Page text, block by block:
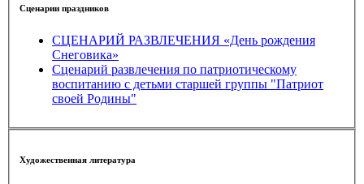
Сценарии праздников
СЦЕНАРИЙ РАЗВЛЕЧЕНИЯ «День рождения
Снеговика»
Сценарий развлечения по патриотическому
воспитанию с детьми старшей группы "Патриот
своей Родины"
Художественная литература